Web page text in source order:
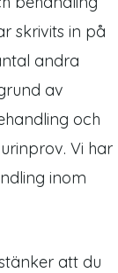
skrivits in på
andra
av
och
Vi har
inom
att du